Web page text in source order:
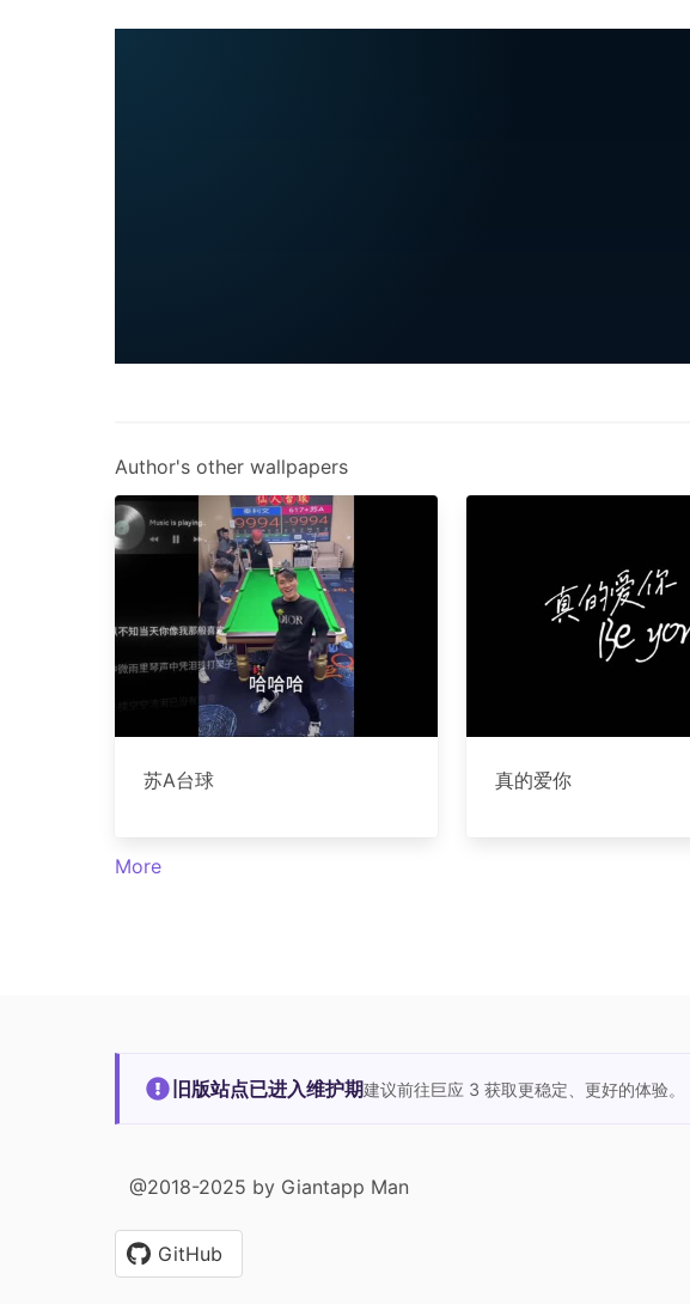
Author's other wallpapers
苏A台球 真的爱你
More
旧版站点已进入维护期建议前往巨应 3 获取更稳定、更好的体验。
@2018-2025 by Giantapp Man
GitHub